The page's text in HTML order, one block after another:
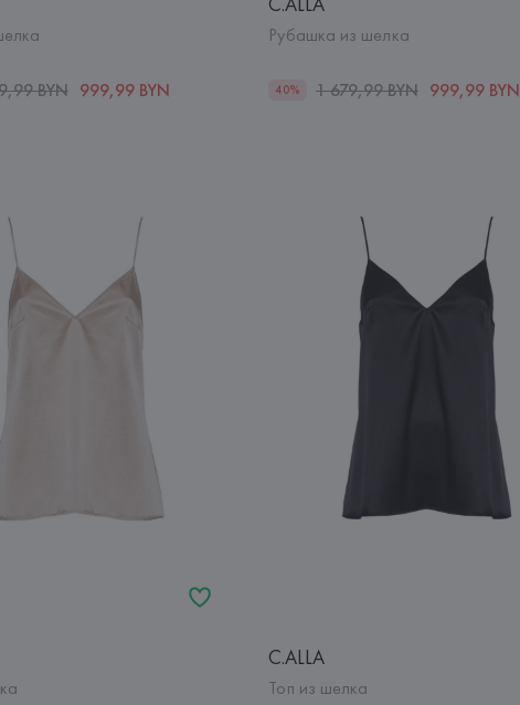
BYN 999,99 BYN
Рубашка из шелка
40% 1 679,99 BYN 999,99 BYN
C.ALLA
Топ из шелка